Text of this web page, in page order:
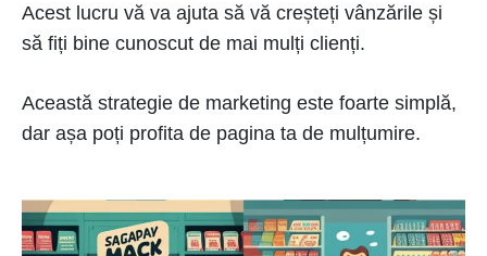
Acest lucru vă va ajuta să vă creșteți vânzările și
să fiți bine cunoscut de mai mulți clienți.
Această strategie de marketing este foarte simplă,
dar așa poți profita de pagina ta de mulțumire.